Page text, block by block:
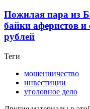
Пожилая пара из
байки аферистов
рублей
Теги
мошенничество
инвестиции
уголовное дело